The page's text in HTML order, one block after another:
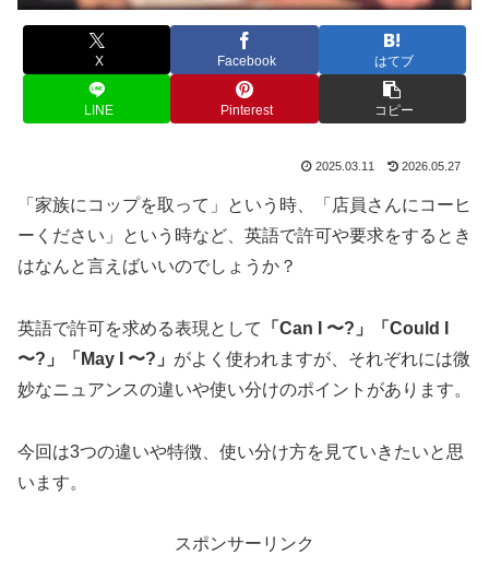
X Facebook はてブ
LINE Pinterest コピー
2025.03.11 2026.05.27
「家族にコップを取って」という時、「店員さんにコーヒ
ーください」という時など、英語で許可や要求をするとき
はなんと言えばいいのでしょうか？
英語で許可を求める表現として
「Can I 〜?」「Could I
〜?」「May I 〜?」 がよく使われますが、それぞれには微
妙なニュアンスの違いや使い分けのポイントがあります。
今回は3つの違いや特徴、使い分け方を見ていきたいと思
います。
スポンサーリンク